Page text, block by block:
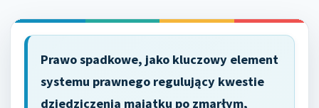
Prawo spadkowe, jako kluczowy element
systemu prawnego regulujący kwestie
dziedziczenia majątku po zmarłym,